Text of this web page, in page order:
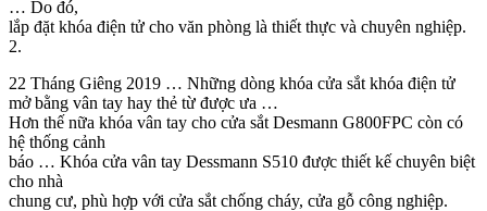
… Do đó,
lắp đặt khóa điện tử cho văn phòng là thiết thực và chuyên nghiệp.
2.
22 Tháng Giêng 2019 … Những dòng khóa cửa sắt khóa điện tử
mở bằng vân tay hay thẻ từ được ưa …
Hơn thế nữa khóa vân tay cho cửa sắt Desmann G800FPC còn có
hệ thống cảnh
báo … Khóa cửa vân tay Dessmann S510 được thiết kế chuyên biệt
cho nhà
chung cư, phù hợp với cửa sắt chống cháy, cửa gỗ công nghiệp.